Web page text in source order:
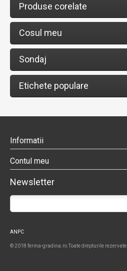
Produse corelate
Cosul meu
Sondaj
Etichete populare
Informatii
Contul meu
Newsletter
ANPC
© 2018 ferma-gradina.ro.Toate drepturile rezervate.